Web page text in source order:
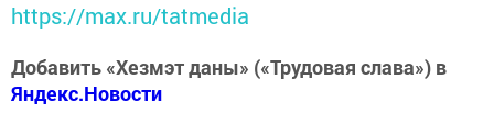
https://max.ru/tatmedia
Добавить «Хезмэт даны» («Трудовая слава») в
Яндекс.Новости